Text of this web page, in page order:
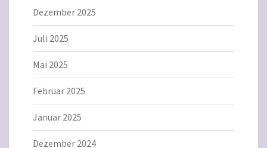
Dezember 2025
Juli 2025
Mai 2025
Februar 2025
Januar 2025
Dezember 2024